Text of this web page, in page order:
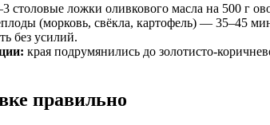
столовые ложки оливкового масла на 500 г
(морковь, свёкла, картофель) — 35–45
без усилий.
края подрумянились до золотисто-
правильно